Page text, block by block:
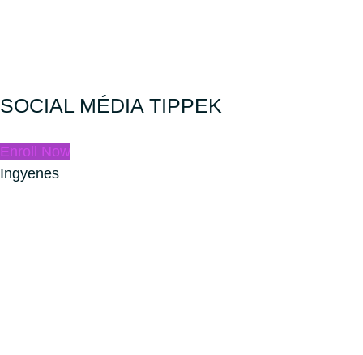
SOCIAL MÉDIA TIPPEK
Enroll Now
Ingyenes